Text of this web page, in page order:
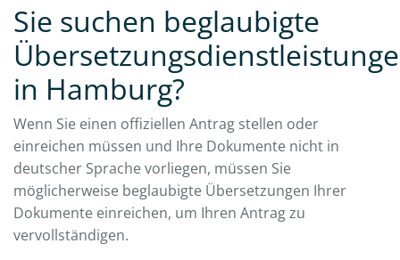
Sie suchen beglaubigte
in Hamburg?
Wenn Sie einen offiziellen Antrag stellen oder
einreichen müssen und Ihre Dokumente nicht in
deutscher Sprache vorliegen, müssen Sie
möglicherweise beglaubigte Übersetzungen Ihrer
Dokumente einreichen, um Ihren Antrag zu
vervollständigen.